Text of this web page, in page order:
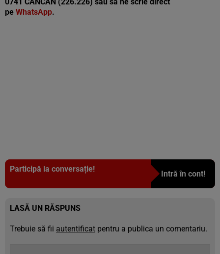
pe WhatsApp.
Participă la conversație!
Intră în cont!
LASĂ UN RĂSPUNS
Trebuie să fii autentificat pentru a publica un comentariu.